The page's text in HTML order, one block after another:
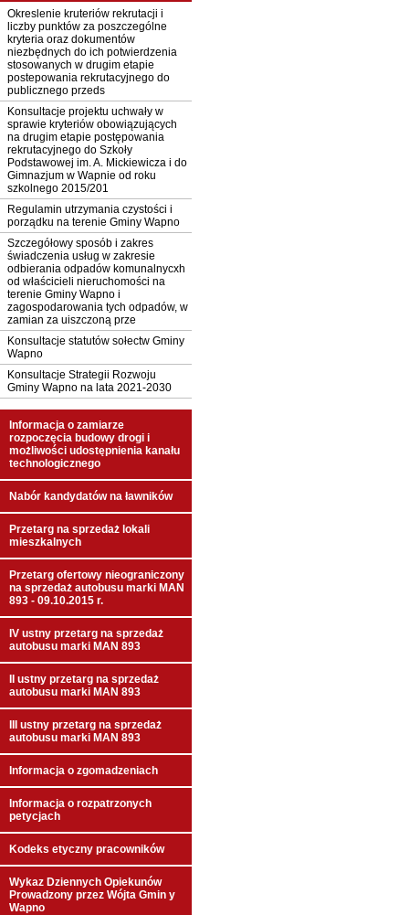
Okreslenie kruteriów rekrutacji i
liczby punktów za poszczególne
kryteria oraz dokumentów
niezbędnych do ich potwierdzenia
stosowanych w drugim etapie
postepowania rekrutacyjnego do
publicznego przeds
Konsultacje projektu uchwały w
sprawie kryteriów obowiązujących
na drugim etapie postępowania
rekrutacyjnego do Szkoły
Podstawowej im. A. Mickiewicza i do
Gimnazjum w Wapnie od roku
szkolnego 2015/201
Regulamin utrzymania czystości i
porządku na terenie Gminy Wapno
Szczegółowy sposób i zakres
świadczenia usług w zakresie
odbierania odpadów komunalnycxh
od właścicieli nieruchomości na
terenie Gminy Wapno i
zagospodarowania tych odpadów, w
zamian za uiszczoną prze
Konsultacje statutów sołectw Gminy
Wapno
Konsultacje Strategii Rozwoju
Gminy Wapno na lata 2021-2030
Informacja o zamiarze
rozpoczęcia budowy drogi i
możliwości udostępnienia kanału
technologicznego
Nabór kandydatów na ławników
Przetarg na sprzedaż lokali
mieszkalnych
Przetarg ofertowy nieograniczony
na sprzedaż autobusu marki MAN
893 - 09.10.2015 r.
IV ustny przetarg na sprzedaż
autobusu marki MAN 893
II ustny przetarg na sprzedaż
autobusu marki MAN 893
III ustny przetarg na sprzedaż
autobusu marki MAN 893
Informacja o zgomadzeniach
Informacja o rozpatrzonych
petycjach
Kodeks etyczny pracowników
Wykaz Dziennych Opiekunów
Prowadzony przez Wójta Gmin y
Wapno